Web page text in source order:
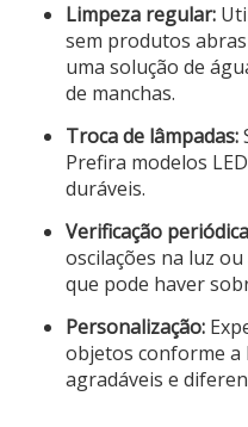
Limpeza regular:
sem produtos
uma solução de
de manchas.
Troca de lâmpadas:
Prefira modelos
duráveis.
Verificação
oscilações na luz
que pode haver
Personalização:
objetos conforme a
agradáveis e